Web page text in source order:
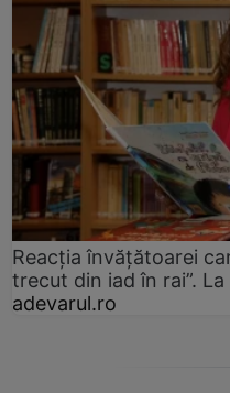
Reacția învățătoarei
trecut din iad în rai”.
adevarul.ro